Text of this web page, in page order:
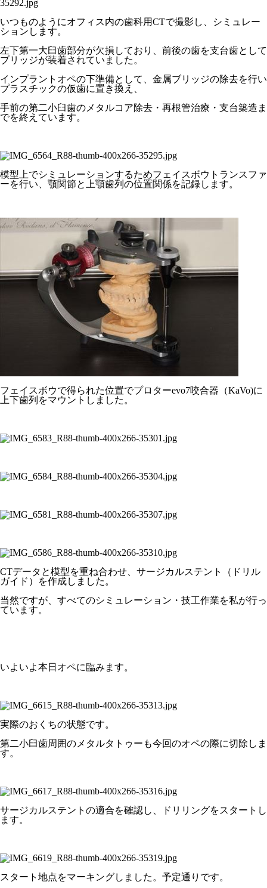
いつものようにオフィス内の歯科用CTで撮影し、シミュレー
ションします。
左下第一大臼歯部分が欠損しており、前後の歯を支台歯として
ブリッジが装着されていました。
インプラントオペの下準備として、金属ブリッジの除去を行い
プラスチックの仮歯に置き換え、
手前の第二小臼歯のメタルコア除去・再根管治療・支台築造ま
でを終えています。
模型上でシミュレーションするためフェイスボウトランスファ
ーを行い、顎関節と上顎歯列の位置関係を記録します。
フェイスボウで得られた位置でプロターevo7咬合器（KaVo)に
上下歯列をマウントしました。
CTデータと模型を重ね合わせ、サージカルステント（ドリル
ガイド）を作成しました。
当然ですが、すべてのシミュレーション・技工作業を私が行っ
ています。
いよいよ本日オペに臨みます。
実際のおくちの状態です。
第二小臼歯周囲のメタルタトゥーも今回のオペの際に切除しま
す。
サージカルステントの適合を確認し、ドリリングをスタートし
ます。
スタート地点をマーキングしました。予定通りです。